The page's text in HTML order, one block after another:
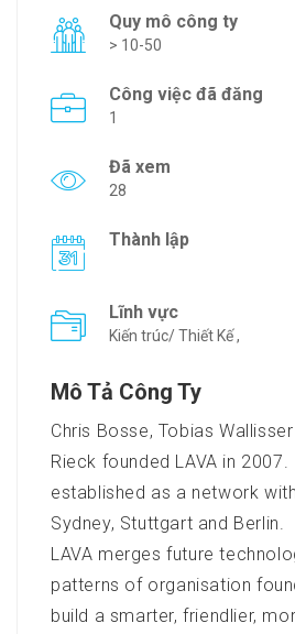
Quy mô công ty
> 10-50
Công việc đã đăng
1
Đã xem
28
Thành lập
Lĩnh vực
Kiến trúc/ Thiết Kế ,
Mô Tả Công Ty
Chris Bosse, Tobias
Rieck founded LAVA in
established as a network
Sydney, Stuttgart and Berlin.
LAVA merges future
patterns of organisation
build a smarter, friendlier,